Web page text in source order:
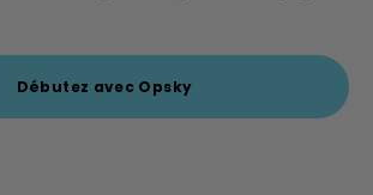
Débutez avec Opsky